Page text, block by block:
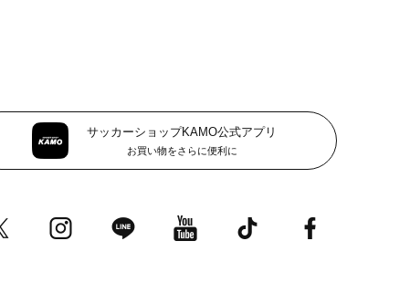
サッカーショップKAMO公式アプリ
お買い物をさらに便利に